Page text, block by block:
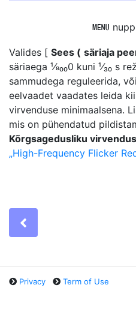
G nupp
Valides [ Sees ( säriaja
säriaega ¹⁄8₀₀0 kuni ¹⁄₃₀ s
sammudega reguleerida,
eelvaadet vaadates leida
virvenduse minimaalsena.
mis on pühendatud
Kõrgsagedusliku
High-Frequency Flicker
Privacy Term of Use